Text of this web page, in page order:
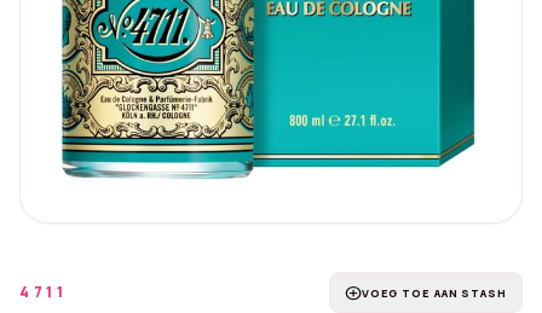
4711 add_circleVOEG TOE AAN STASH